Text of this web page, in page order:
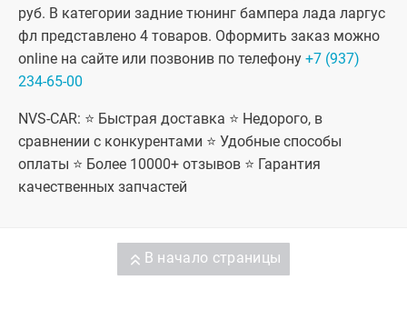
руб. В категории задние тюнинг бампера лада ларгус
фл представлено 4 товаров. Оформить заказ можно
online на сайте или позвонив по телефону +7 (937)
234-65-00
NVS-CAR: ⭐ Быстрая доставка ⭐ Недорого, в
сравнении с конкурентами ⭐ Удобные способы
оплаты ⭐ Более 10000+ отзывов ⭐ Гарантия
качественных запчастей
В начало страницы